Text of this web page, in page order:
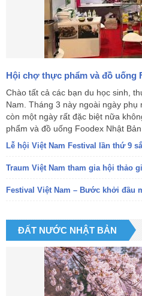
Hội chợ thực phẩm và đồ uống
Chào tất cả các bạn du học sinh,
Nam. Tháng 3 này ngoài ngày
còn một ngày rất đặc biệt nữa
phẩm và đồ uống Foodex Nhật Bản
Lễ hội Việt Nam Festival lần thứ 9
Traum Việt Nam tham gia hội thảo
Festival Việt Nam – Bước khởi đầu
ĐẤT NƯỚC NHẬT BẢN